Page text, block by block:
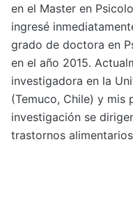
en el Master en
ingresé
grado de doctora en
en el año 2015.
investigadora en la
(Temuco, Chile) y mis
investigación se
trastornos